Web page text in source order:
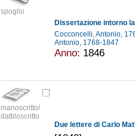
spoglio
Cocconcelli, Antonio,
Antonio, 1768-1847
Anno: 1846
manoscritto/
dattiloscritto